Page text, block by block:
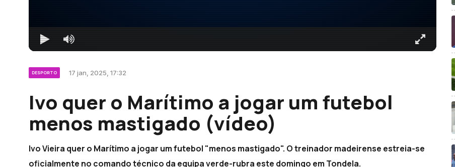
DESPORTO 17 jan, 2025, 17:32
Ivo quer o Marítimo a jogar um futebol
menos mastigado (vídeo)
Ivo Vieira quer o Marítimo a jogar um futebol "menos mastigado". O treinador madeirense estreia-se
oficialmente no comando técnico da equipa verde-rubra este domingo em Tondela.